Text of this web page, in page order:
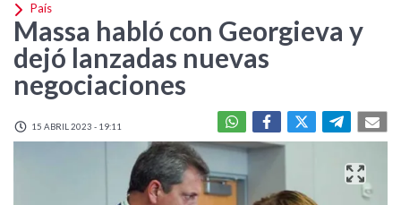
País
Massa habló con Georgieva y
dejó lanzadas nuevas
negociaciones
15 ABRIL 2023 - 19:11